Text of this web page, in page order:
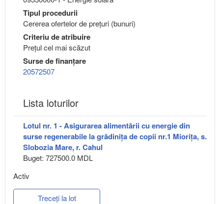
Tipul procedurii
Cererea ofertelor de prețuri (bunuri)
Criteriu de atribuire
Preţul cel mai scăzut
Surse de finanțare
20572507
Lista loturilor
Lotul nr. 1 - Asigurarea alimentării cu energie din
surse regenerabile la grădinița de copii nr.1 Miorița, s.
Slobozia Mare, r. Cahul
Buget: 727500.0 MDL
Activ
Treceți la lot